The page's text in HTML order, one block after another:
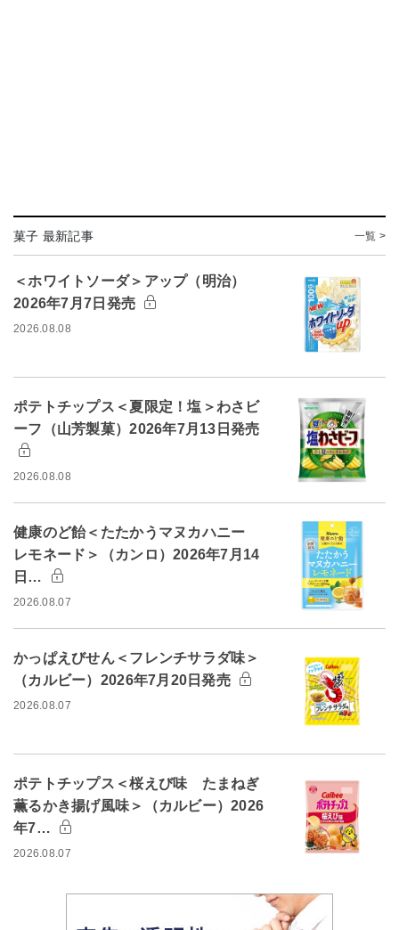
菓子 最新記事 一覧 >
＜ホワイトソーダ＞アップ（明治）
2026年7月7日発売
2026.08.08
ポテトチップス＜夏限定！塩＞わさビ
ーフ（山芳製菓）2026年7月13日発売
2026.08.08
健康のど飴＜たたかうマヌカハニー
レモネード＞（カンロ）2026年7月14
日…
2026.08.07
かっぱえびせん＜フレンチサラダ味＞
（カルビー）2026年7月20日発売
2026.08.07
ポテトチップス＜桜えび味 たまねぎ
薫るかき揚げ風味＞（カルビー）2026
年7…
2026.08.07